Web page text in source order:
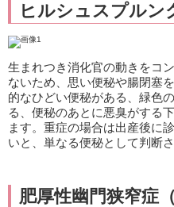
ヒルシュスプルン
生まれつき消化官の動きをコ
ないため、思い便秘や腸閉塞
的なひどい便秘がある、緑色
る、便秘のあとに悪臭がする
ます。重症の場合は出産後に
いと、単なる便秘として判断
肥厚性幽門狭窄症